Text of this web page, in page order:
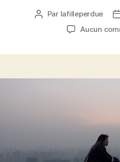
Auteur
Par lafilleperdue
Aucun